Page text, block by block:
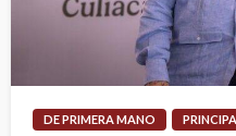
DE PRIMERA MANO